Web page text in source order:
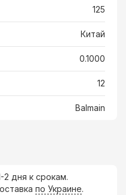
125
Китай
0.1000
12
Balmain
2 дня к срокам.
по Украине.